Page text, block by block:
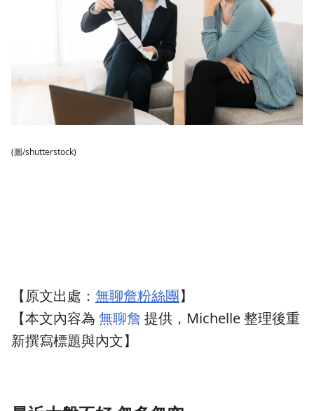
(圖/shutterstock)
【原文出處： 無聊詹粉絲團】
【本文內容為 無聊詹提供，Michelle 整理後重
新撰寫標題與內文】